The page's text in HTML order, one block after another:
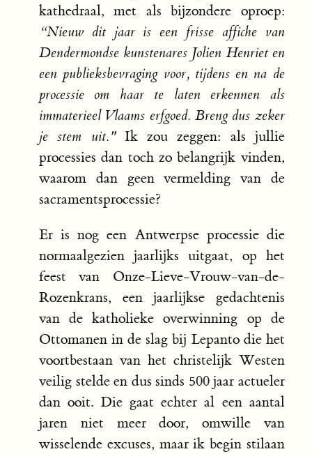
kathedraal, met als bijzondere oproep:
“Nieuw dit jaar is een frisse affiche van
Dendermondse kunstenares Jolien Henriet en
een publieksbevraging voor, tijdens en na de
processie om haar te laten erkennen als
immaterieel Vlaams erfgoed. Breng dus zeker
je stem uit."Ik zou zeggen: als jullie
processies dan toch zo belangrijk vinden,
waarom dan geen vermelding van de
sacramentsprocessie?
Er is nog een Antwerpse processie die
normaalgezien jaarlijks uitgaat, op het
feest van Onze-Lieve-Vrouw-van-de-
Rozenkrans, een jaarlijkse gedachtenis
van de katholieke overwinning op de
Ottomanen in de slag bij Lepanto die het
voortbestaan van het christelijk Westen
veilig stelde en dus sinds 500 jaar actueler
dan ooit. Die gaat echter al een aantal
jaren niet meer door, omwille van
wisselende excuses, maar ik begin stilaan